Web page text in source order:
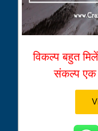
विकल्प बहुत
संकल्प एक